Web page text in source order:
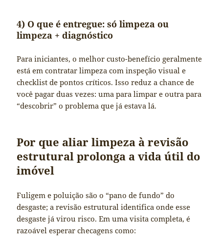
4) O que é entregue: só limpeza ou
limpeza + diagnóstico
Para iniciantes, o melhor custo-benefício geralmente
está em contratar limpeza com inspeção visual e
checklist de pontos críticos. Isso reduz a chance de
você pagar duas vezes: uma para limpar e outra para
“descobrir” o problema que já estava lá.
Por que aliar limpeza à revisão
estrutural prolonga a vida útil do
imóvel
Fuligem e poluição são o “pano de fundo” do
desgaste; a revisão estrutural identifica onde esse
desgaste já virou risco. Em uma visita completa, é
razoável esperar checagens como: